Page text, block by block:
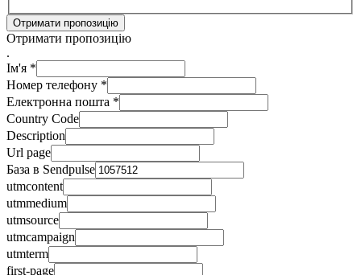
Отримати пропозицію
Отримати пропозицію
.
Ім'я *
Номер телефону *
Електронна пошта *
Country Code
Description
Url page
База в Sendpulse
utmcontent
utmmedium
utmsource
utmcampaign
utmterm
first-page